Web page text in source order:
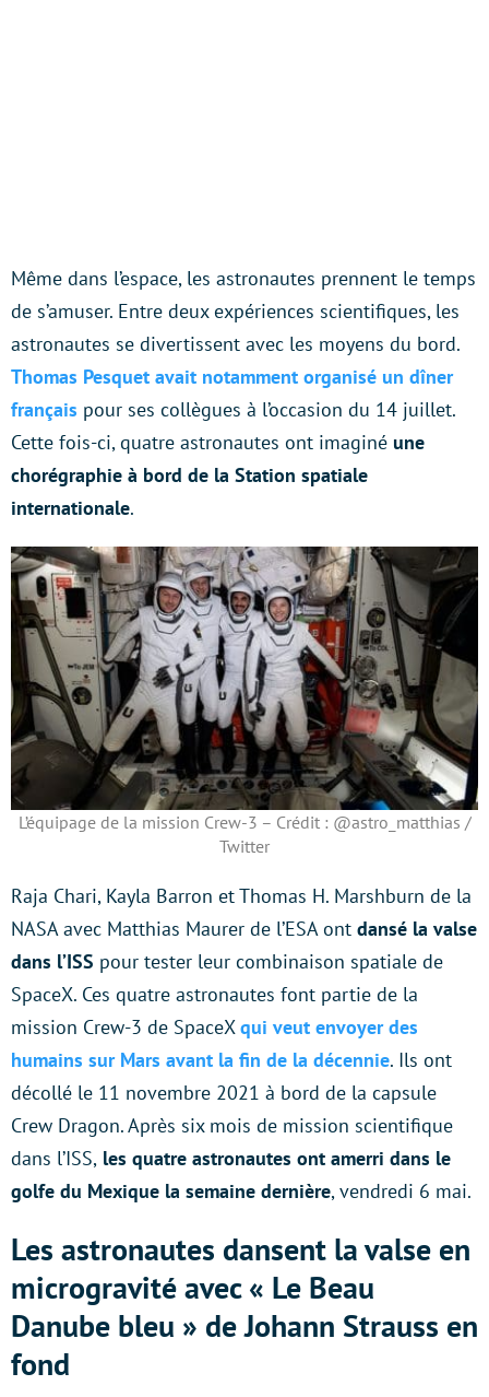
Même dans l’espace, les astronautes prennent le temps
de s’amuser. Entre deux expériences scientifiques, les
astronautes se divertissent avec les moyens du bord.
Thomas Pesquet avait notamment organisé un dîner
français pour ses collègues à l’occasion du 14 juillet.
Cette fois-ci, quatre astronautes ont imaginé une
chorégraphie à bord de la Station spatiale
internationale.
L’équipage de la mission Crew-3 – Crédit : @astro_matthias /
Twitter
Raja Chari, Kayla Barron et Thomas H. Marshburn de la
NASA avec Matthias Maurer de l’ESA ont dansé la valse
dans l’ISS pour tester leur combinaison spatiale de
SpaceX. Ces quatre astronautes font partie de la
mission Crew-3 de SpaceXqui veut envoyer des
humains sur Mars avant la fin de la décennie. Ils ont
décollé le 11 novembre 2021 à bord de la capsule
Crew Dragon. Après six mois de mission scientifique
dans l’ISS, les quatre astronautes ont amerri dans le
golfe du Mexique la semaine dernière, vendredi 6 mai.
Les astronautes dansent la valse en
microgravité avec « Le Beau
Danube bleu » de Johann Strauss en
fond